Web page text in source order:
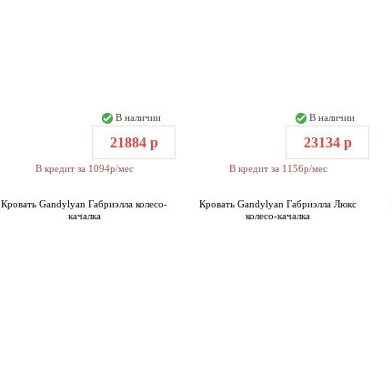
В наличии
21884 р
В кредит за 1094р/мес
В наличии
23134 р
В кредит за 1156р/мес
Кровать Gandylyan Габриэлла колесо-
качалка
Кровать Gandylyan Габриэлла Люкс
колесо-качалка